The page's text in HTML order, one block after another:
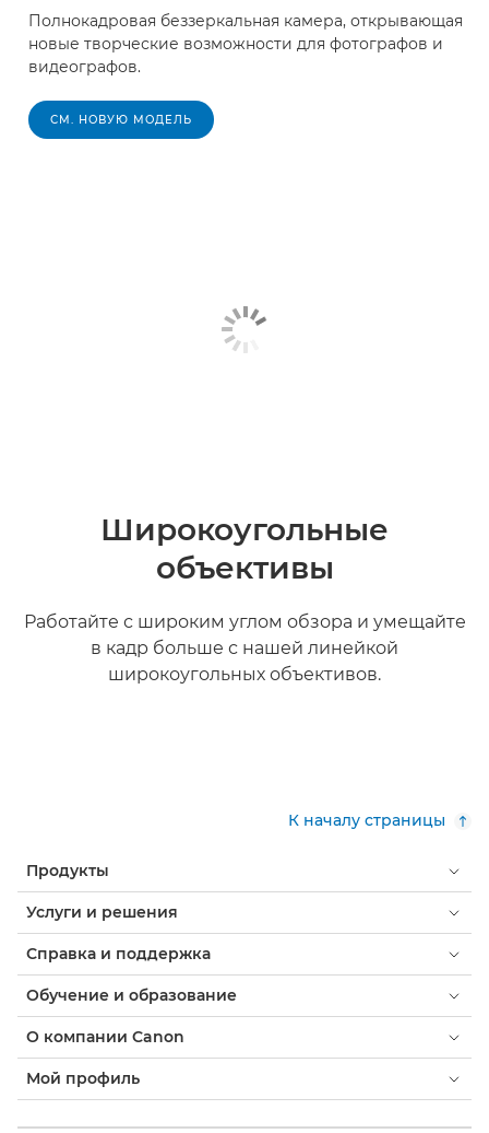
Полнокадровая беззеркальная камера, открывающая
новые творческие возможности для фотографов и
видеографов.
СМ. НОВУЮ МОДЕЛЬ
Широкоугольные
объективы
Работайте с широким углом обзора и умещайте
в кадр больше с нашей линейкой
широкоугольных объективов.
К началу страницы
Продукты
Услуги и решения
Справка и поддержка
Обучение и образование
О компании Canon
Мой профиль